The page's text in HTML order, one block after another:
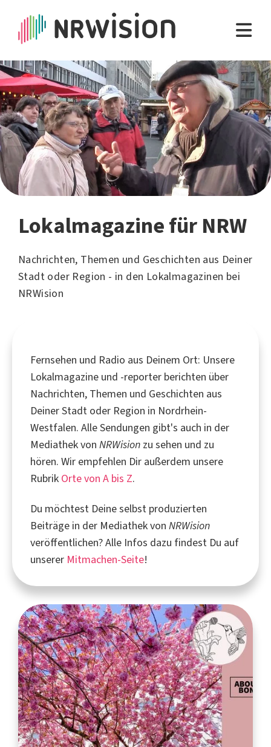
Lokalmagazine für NRW
Nachrichten, Themen und Geschichten aus Deiner
Stadt oder Region - in den Lokalmagazinen bei
NRWision
Fernsehen und Radio aus Deinem Ort: Unsere
Lokalmagazine und -reporter berichten über
Nachrichten, Themen und Geschichten aus
Deiner Stadt oder Region in Nordrhein-
Westfalen. Alle Sendungen gibt's auch in der
Mediathek von NRWision zu sehen und zu
hören. Wir empfehlen Dir außerdem unsere
Rubrik Orte von A bis Z.
Du möchtest Deine selbst produzierten
Beiträge in der Mediathek von NRWision
veröffentlichen? Alle Infos dazu findest Du auf
unserer Mitmachen-Seite!